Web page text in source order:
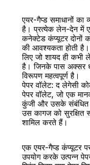
एयर-गैप्ड समाधानों का
है। प्रत्येक लेन-देन में
कनेक्टेड कंप्यूटर दोनों
की आवश्यकता होती
लिए जो शायद ही
है। जिनके पास अक्सर
विरूपण महत्वपूर्ण है।
पेपर वॉलेट: द लेगेसी
पेपर वॉलेट, जो एक
कुंजी और उसके संबंधित
उस कागज को
शामिल करते हैं।
एक एयर-गैप्ड कंप्यूटर
उपयोग करके उत्पन्न